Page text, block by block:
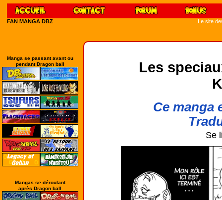
FAN MANGA DBZ Le site
Manga se passant avant ou
pendant Dragon ball
Mangas se déroulant
après Dragon ball
Les
Ce manga
Se